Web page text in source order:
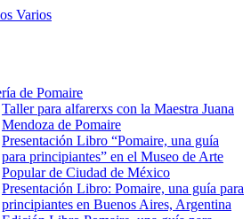
de Pomaire
Taller para alfarerxs con la Maestra Juana
Mendoza de Pomaire
Presentación Libro “Pomaire, una guía
para principiantes” en el Museo de Arte
Popular de Ciudad de México
Presentación Libro: Pomaire, una guía para
principiantes en Buenos Aires, Argentina